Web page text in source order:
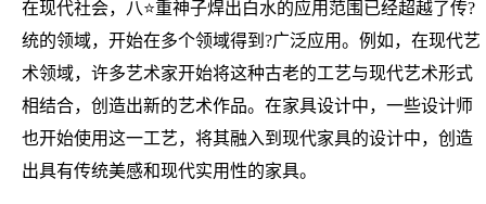
在现代社会，八⭐重神子焊出白水的应用范围已经超越了传?
统的领域，开始在多个领域得到?广泛应用。例如，在现代艺
术领域，许多艺术家开始将这种古老的工艺与现代艺术形式
相结合，创造出新的艺术作品。在家具设计中，一些设计师
也开始使用这一工艺，将其融入到现代家具的设计中，创造
出具有传统美感和现代实用性的家具。